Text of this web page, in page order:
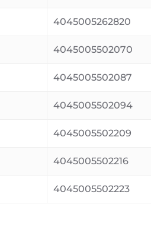
4045005262820
4045005502070
4045005502087
4045005502094
4045005502209
4045005502216
4045005502223